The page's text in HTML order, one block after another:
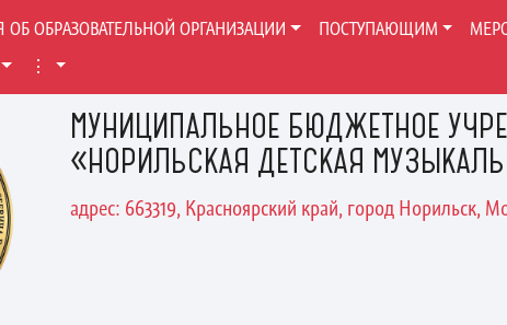
МУНИЦИПАЛЬНОЕ БЮДЖЕТНОЕ
«НОРИЛЬСКАЯ ДЕТСКАЯ
адрес: 663319, Красноярский край, город Норильск,
ОБ ОБРАЗОВАТЕЛЬНОЙ ОРГАНИЗАЦИИ ПОСТУПАЮЩИМ
⋮